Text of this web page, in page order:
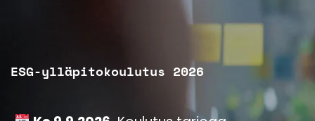
ESG-ylläpitokoulutus 2026